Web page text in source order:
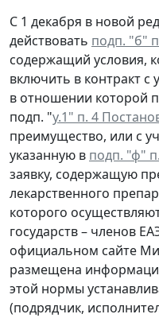
С 1 декабря в новой
действовать подп. "б"
содержащий условия,
включить в контракт с
в отношении которой
подп. "у.1" п. 4
преимущество, или с
указанную в подп. "ф"
заявку, содержащую
лекарственного
которого
государств – членов
официальном сайте
размещена
этой нормы
(подрядчик,